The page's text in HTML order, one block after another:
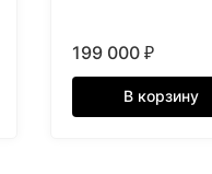
199 000 ₽
В корзину